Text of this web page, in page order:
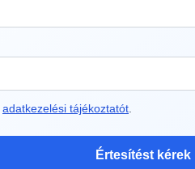
adatkezelési tájékoztatót
Értesítést kérek